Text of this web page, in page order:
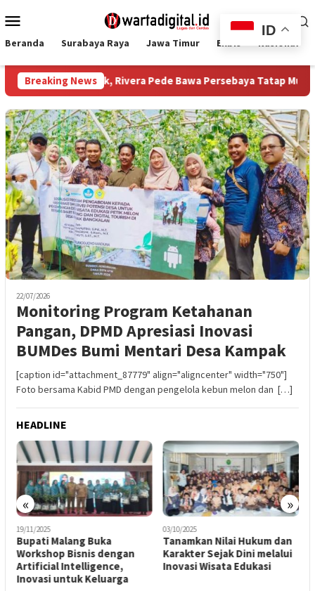
ke
Mobile
Beranda Surabaya Raya Jawa Timur Ekbis Nasional
Breaking News
Terbaik, Rivera Pede Bawa Persebaya Tatap Musim 2026/27
22/07/2026
Monitoring Program Ketahanan
Pangan, DPMD Apresiasi Inovasi
BUMDes Bumi Mentari Desa Kampak
[caption id="attachment_87779" align="aligncenter" width="750"]
Foto bersama Kabid PMD dengan pengelola kebun melon dan […]
HEADLINE
« »
19/11/2025
Bupati Malang Buka
Workshop Bisnis dengan
Artificial Intelligence,
Inovasi untuk Keluarga
03/10/2025
Tanamkan Nilai Hukum dan
Karakter Sejak Dini melalui
Inovasi Wisata Edukasi
ID